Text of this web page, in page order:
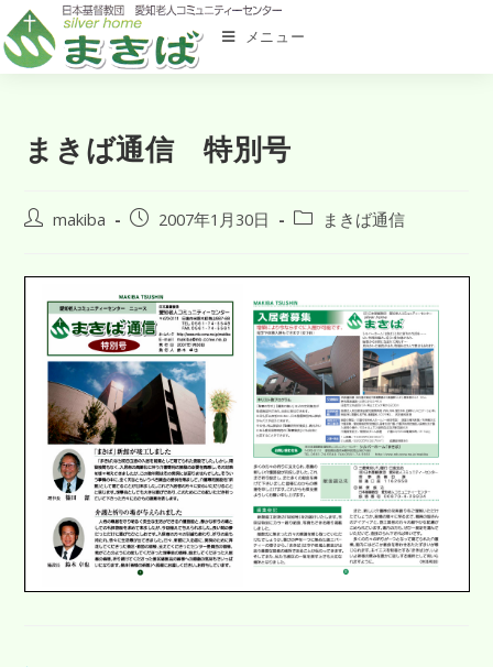
メニュー
まきば通信 特別号
makiba 2007年1月30日 まきば通信